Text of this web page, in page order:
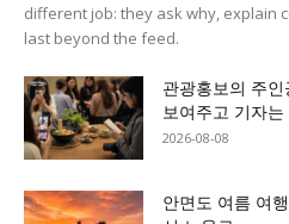
different job: they ask why, explain
last beyond the feed.
관광홍보의 주
보여주고 기자
2026-08-08
안면도 여름 여